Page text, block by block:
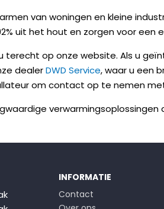
van woningen en kleine
uit het hout en zorgen voor een
op onze website. Als u
dealerDWD Service, waar u een
om contact op te nemen
INFORMATIE
Contact